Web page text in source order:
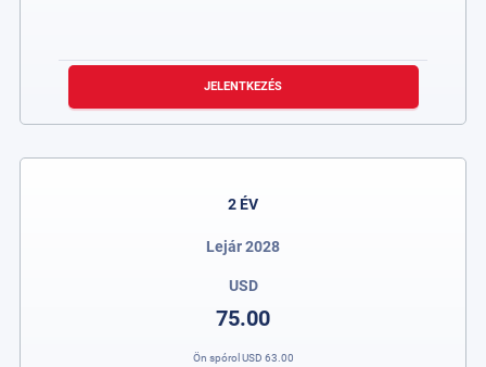
JELENTKEZÉS
2 ÉV
Lejár 2028
USD
75.00
Ön spórol USD 63.00